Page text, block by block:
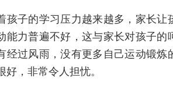
孩子的学习压力越来越多，家长
能力普遍不好，这与家长对孩子
经过风雨，没有更多自己运动锻
好，非常令人担忧。